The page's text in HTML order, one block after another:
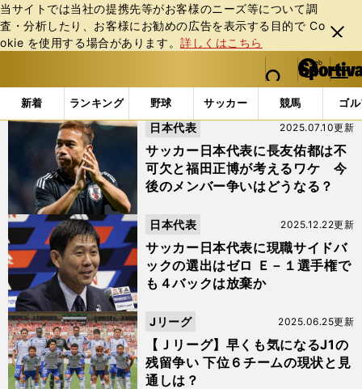
当サイトでは当社の提携先等がお客様のニーズ等について調
査・分析したり、お客様にお勧めの広告を表⽰する⽬的で Co
okie を使⽤する場合があります。詳しくはこちら
閉じ
る
web Sportiva (webスポルティーバ)
検索
マイペ
ー
ジ
メニュ
新着 ランキング 野球 サッカー 競馬 ゴ
b
ス
ィ
ー
バ
「名古屋グランパス」の検索結果 (3ページ目)
サッカー日本代表に長友佑都は不
可欠と福田正博が考えるワケ 今
後のメンバー争いはどうなる？
2025.07.10更新
日本代表
サッカー日本代表に現職サイドバ
ックの選出はゼロ Ｅ－１選手権で
も４バックは放棄か
2025.12.22更新
日本代表
【Ｊリーグ】早くも気になるJ1の
残留争い 下位６チームの現状と見
通しは？
2025.06.25更新
Jリーグ